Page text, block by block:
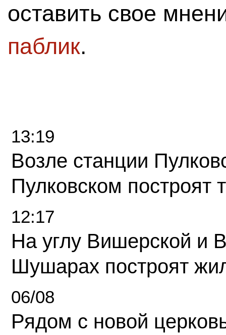
оставить свое
паблик.
13:19
Возле станции
Пулковском построят
12:17
На углу Вишерской и
Шушарах построят
06/08
Рядом с новой